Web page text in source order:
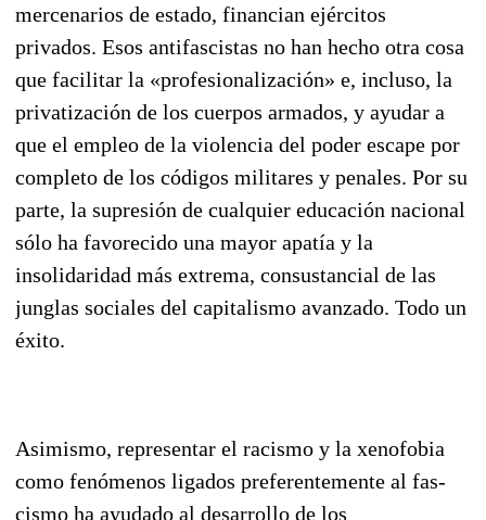
mercenarios de estado, financian ejércitos
privados. Esos antifascistas no han hecho otra cosa
que facilitar la «pro­fesionalización» e, incluso, la
privatización de los cuerpos armados, y ayudar a
que el empleo de la violencia del poder escape por
completo de los códigos militares y penales. Por su
parte, la supre­sión de cualquier educación nacional
sólo ha favorecido una mayor apatía y la
insolidaridad más extrema, consustancial de las
junglas sociales del capitalismo avanzado. Todo un
éxito.
Asimismo, representar el racismo y la xenofobia
como fenómenos ligados preferentemente al fas­
cismo ha ayudado al desarrollo de los